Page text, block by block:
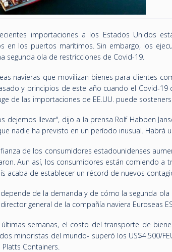
importaciones a los Estados Unidos
en los puertos marítimos. Sin embargo, los
segunda ola de restricciones de Covid-19.
navieras que movilizan bienes para clientes
y principios de este año cuando el Covid-
de las importaciones de EE.UU. puede
dejemos llevar", dijo a la prensa Rolf Habben
nadie ha previsto en un período inusual. Habrá
de los consumidores estadounidenses
Aun así, los consumidores están comiendo
acaba de establecer un récord de nuevos
de la demanda y de cómo la segunda
general de la compañía naviera Euroseas
últimas semanas, el costo del transporte de
minoristas del mundo- superó los US$4.500/
Platts Containers.